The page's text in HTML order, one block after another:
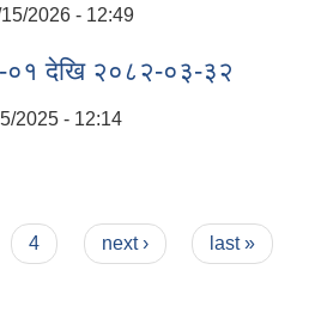
2026 - 12:49
देखि २०८२-०३-३२
2025 - 12:14
4 next › last »